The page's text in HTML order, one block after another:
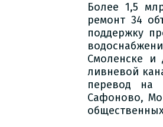
Более 1,5
ремонт 34
поддержку
Смоленске и
ливневой
перевод на
Сафоново,